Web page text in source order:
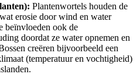
Plantenwortels houden de
erosie door wind en water
beïnvloeden ook de
doordat ze water opnemen en
creëren bijvoorbeeld een
(temperatuur en vochtigheid)